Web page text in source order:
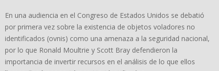
En una audiencia en el Congreso de Estados Unidos se debatió
por primera vez sobre la existencia de objetos voladores no
identificados (ovnis) como una amenaza a la seguridad nacional,
por lo que Ronald Moultrie y Scott Bray defendieron la
importancia de invertir recursos en el análisis de lo que ellos